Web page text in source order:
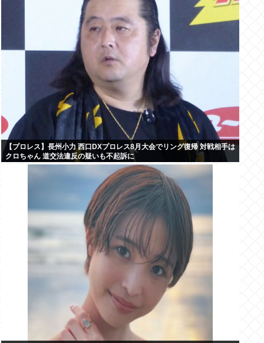
【プロレス】長州小力 西口DXプロレス8月大会でリング復帰 対戦相手は
クロちゃん 道交法違反の疑いも不起訴に